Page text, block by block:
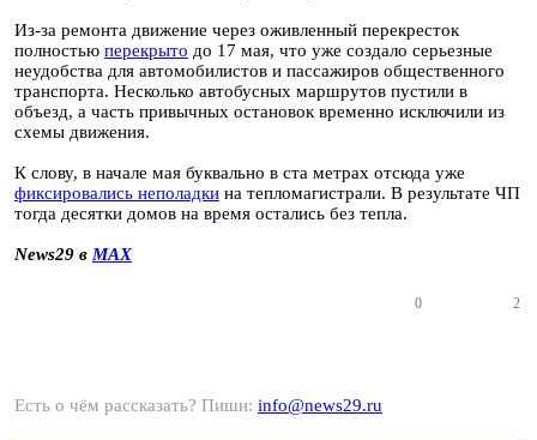
Из-за ремонта движение через оживленный перекресток
полностью перекрыто до 17 мая, что уже создало серьезные
неудобства для автомобилистов и пассажиров общественного
транспорта. Несколько автобусных маршрутов пустили в
объезд, а часть привычных остановок временно исключили из
схемы движения.
К слову, в начале мая буквально в ста метрах отсюда уже
фиксировались неполадки на тепломагистрали. В результате ЧП
тогда десятки домов на время остались без тепла.
News29 в MAX
0 2
Есть о чём рассказать? Пиши: info@news29.ru